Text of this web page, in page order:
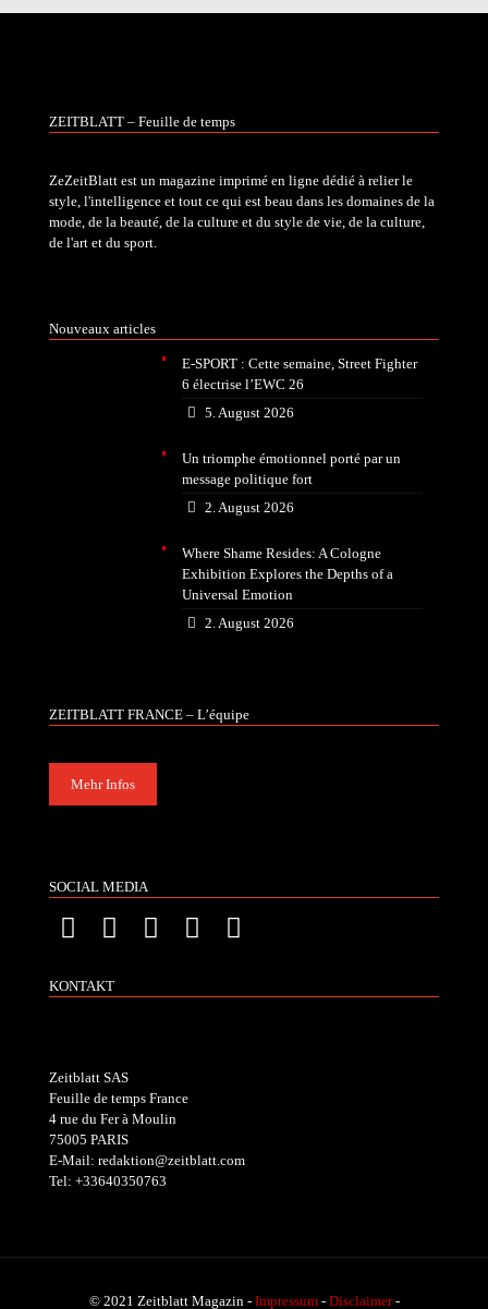
ZEITBLATT – Feuille de temps
ZeZeitBlatt est un magazine imprimé en ligne dédié à relier le
style, l'intelligence et tout ce qui est beau dans les domaines de la
mode, de la beauté, de la culture et du style de vie, de la culture,
de l'art et du sport.
Nouveaux articles
E-SPORT : Cette semaine, Street Fighter
6 électrise l’EWC 26
5. August 2026
Un triomphe émotionnel porté par un
message politique fort
2. August 2026
Where Shame Resides: A Cologne
Exhibition Explores the Depths of a
Universal Emotion
2. August 2026
ZEITBLATT FRANCE – L’équipe
Mehr Infos
SOCIAL MEDIA
KONTAKT
Zeitblatt SAS
Feuille de temps France
4 rue du Fer à Moulin
75005 PARIS
E-Mail: redaktion@zeitblatt.com
Tel: +33640350763
© 2021 Zeitblatt Magazin - Impressum- Disclaimer-